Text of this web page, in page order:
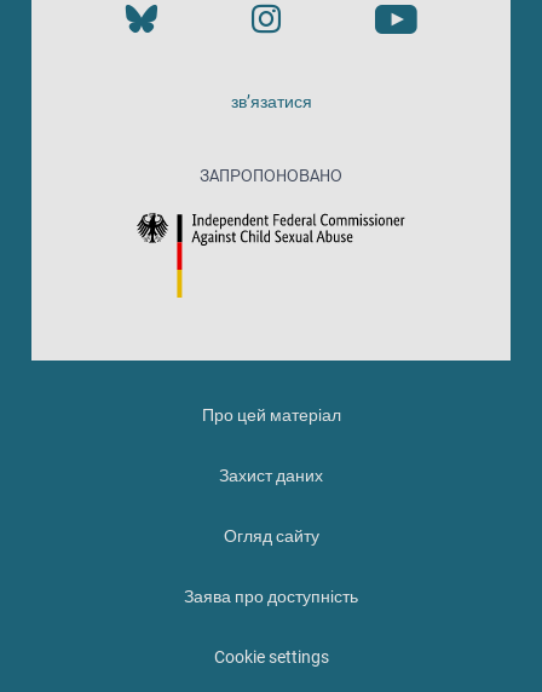
зв’язатися
ЗАПРОПОНОВАНО
Про цей матеріал
Захист даних
Огляд сайту
Заява про доступність
Cookie settings